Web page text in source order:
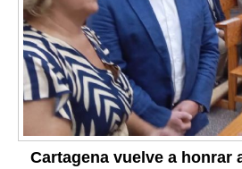
Cartagena vuelve a honrar